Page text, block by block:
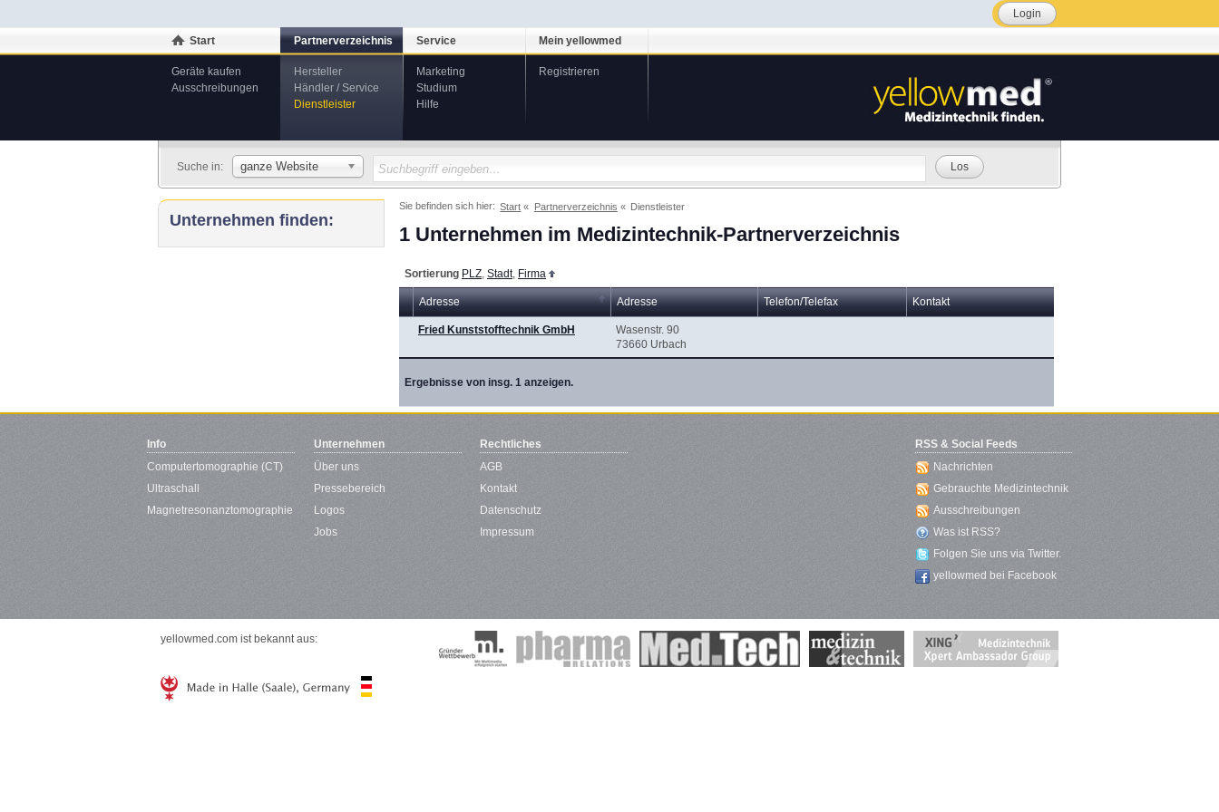
Login
Start
Geräte kaufen
Ausschreibungen
Partnerverzeichnis
Hersteller
Händler / Service
Dienstleister
Service
Marketing
Studium
Hilfe
Mein yellowmed
Registrieren
Suche in: ganze Website Los
Sie befinden sich hier: Start Partnerverzeichnis Dienstleister
1 Unternehmen im Medizintechnik-Partnerverzeichnis
Sortierung PLZ Stadt, Firma
Adresse Adresse Telefon/Telefax Kontakt
Ergebnisse von insg. 1 anzeigen.
Fried Kunststofftechnik GmbH
Wasenstr. 90
73660 Urbach
Unternehmen finden:
Info
Computertomographie (CT)
Ultraschall
Magnetresonanztomographie
Unternehmen
Über uns
Pressebereich
Logos
Jobs
Rechtliches
AGB
Kontakt
Datenschutz
Impressum
RSS & Social Feeds
Nachrichten
Gebrauchte Medizintechnik
Ausschreibungen
Was ist RSS?
Folgen Sie uns via Twitter.
yellowmed bei Facebook
yellowmed.com ist bekannt aus: